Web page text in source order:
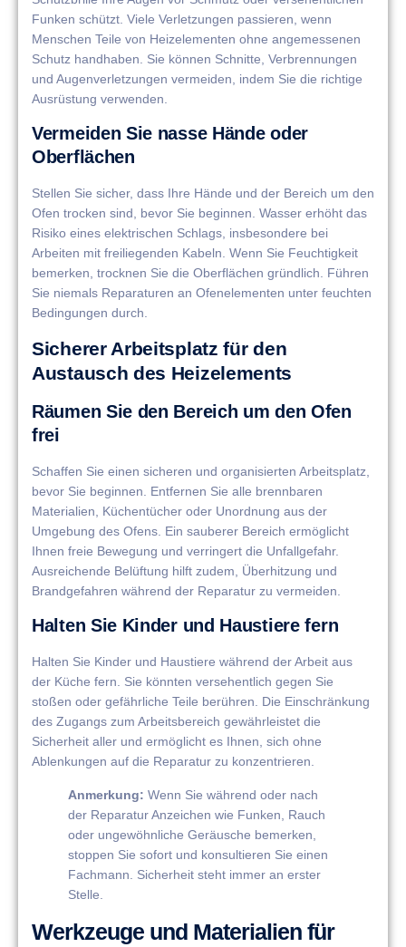
Funken schützt. Viele Verletzungen passieren, wenn
Menschen Teile von Heizelementen ohne angemessenen
Schutz handhaben. Sie können Schnitte, Verbrennungen
und Augenverletzungen vermeiden, indem Sie die richtige
Ausrüstung verwenden.
Vermeiden Sie nasse Hände oder
Oberflächen
Stellen Sie sicher, dass Ihre Hände und der Bereich um den
Ofen trocken sind, bevor Sie beginnen. Wasser erhöht das
Risiko eines elektrischen Schlags, insbesondere bei
Arbeiten mit freiliegenden Kabeln. Wenn Sie Feuchtigkeit
bemerken, trocknen Sie die Oberflächen gründlich. Führen
Sie niemals Reparaturen an Ofenelementen unter feuchten
Bedingungen durch.
Sicherer Arbeitsplatz für den
Austausch des Heizelements
Räumen Sie den Bereich um den Ofen
frei
Schaffen Sie einen sicheren und organisierten Arbeitsplatz,
bevor Sie beginnen. Entfernen Sie alle brennbaren
Materialien, Küchentücher oder Unordnung aus der
Umgebung des Ofens. Ein sauberer Bereich ermöglicht
Ihnen freie Bewegung und verringert die Unfallgefahr.
Ausreichende Belüftung hilft zudem, Überhitzung und
Brandgefahren während der Reparatur zu vermeiden.
Halten Sie Kinder und Haustiere fern
Halten Sie Kinder und Haustiere während der Arbeit aus
der Küche fern. Sie könnten versehentlich gegen Sie
stoßen oder gefährliche Teile berühren. Die Einschränkung
des Zugangs zum Arbeitsbereich gewährleistet die
Sicherheit aller und ermöglicht es Ihnen, sich ohne
Ablenkungen auf die Reparatur zu konzentrieren.
Anmerkung: Wenn Sie während oder nach
der Reparatur Anzeichen wie Funken, Rauch
oder ungewöhnliche Geräusche bemerken,
stoppen Sie sofort und konsultieren Sie einen
Fachmann. Sicherheit steht immer an erster
Stelle.
Werkzeuge und Materialien für